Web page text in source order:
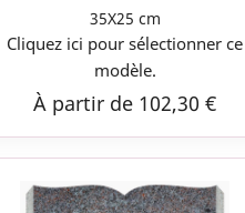
35X25 cm
Cliquez ici pour sélectionner ce
modèle.
À partir de 102,30 €